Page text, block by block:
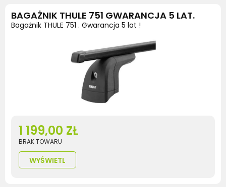
BAGAŻNIK THULE 751 GWARANCJA 5 LAT.
Bagażnik THULE 751 . Gwarancja 5 lat !
1 199,00 ZŁ
BRAK TOWARU
WYŚWIETL